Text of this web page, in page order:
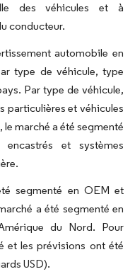
des véhicules et à
conducteur.
automobile en
type de véhicule, type
Par type de véhicule,
particulières et véhicules
marché a été segmenté
encastrés et systèmes
segmenté en OEM et
a été segmenté en
du Nord. Pour
et les prévisions ont été
USD).